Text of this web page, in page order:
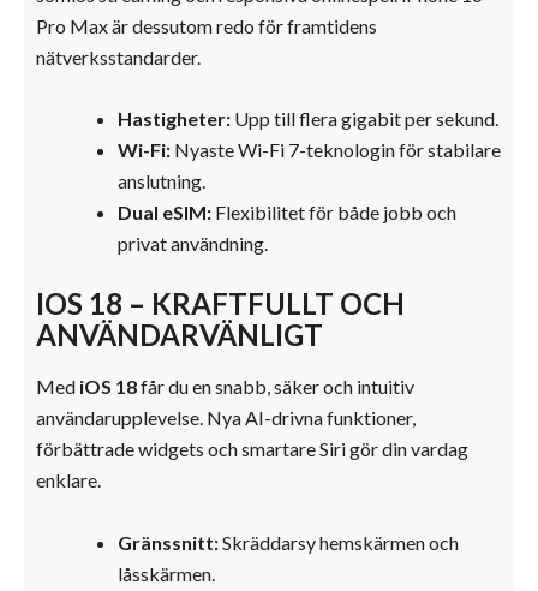
Pro Max är dessutom redo för framtidens
nätverksstandarder.
Hastigheter: Upp till flera gigabit per sekund.
Wi-Fi: Nyaste Wi-Fi 7-teknologin för stabilare
anslutning.
Dual eSIM: Flexibilitet för både jobb och
privat användning.
IOS 18 – KRAFTFULLT OCH
ANVÄNDARVÄNLIGT
Med iOS 18får du en snabb, säker och intuitiv
användarupplevelse. Nya AI-drivna funktioner,
förbättrade widgets och smartare Siri gör din vardag
enklare.
Gränssnitt:Skräddarsy hemskärmen och
låsskärmen.